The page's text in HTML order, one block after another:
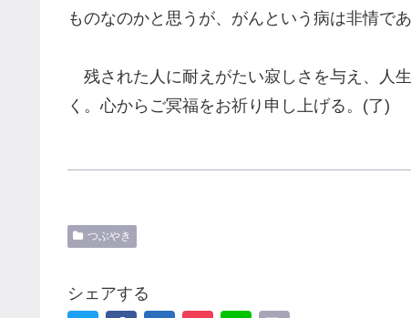
ものなのかと思うが、がんという病は非情であ
残された人に耐えがたい寂しさを与え、人
く。心からご冥福をお祈り申し上げる。(了)
つぶやき
シェアする